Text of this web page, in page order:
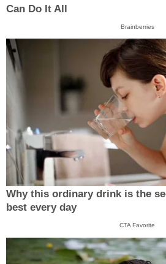
Can Do It All
Brainberries
Why this ordinary drink is the
best every day
CTA Favorite